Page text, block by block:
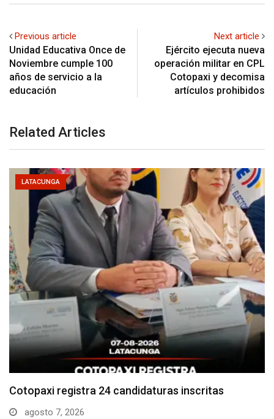
Previous article
Unidad Educativa Once de
Noviembre cumple 100
años de servicio a la
educación
Next article
Ejército ejecuta nueva
operación militar en CPL
Cotopaxi y decomisa
artículos prohibidos
Related Articles
LATACUNGA
Parque Nacional Cotopaxi espera alta afluencia de
visitantes…